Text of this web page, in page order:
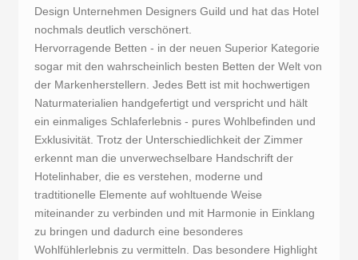
Design Unternehmen Designers Guild und hat das Hotel
nochmals deutlich verschönert.
Hervorragende Betten - in der neuen Superior Kategorie
sogar mit den wahrscheinlich besten Betten der Welt von
der Markenherstellern. Jedes Bett ist mit hochwertigen
Naturmaterialien handgefertigt und verspricht und hält
ein einmaliges Schlaferlebnis - pures Wohlbefinden und
Exklusivität. Trotz der Unterschiedlichkeit der Zimmer
erkennt man die unverwechselbare Handschrift der
Hotelinhaber, die es verstehen, moderne und
tradtitionelle Elemente auf wohltuende Weise
miteinander zu verbinden und mit Harmonie in Einklang
zu bringen und dadurch eine besonderes
Wohlfühlerlebnis zu vermitteln. Das besondere Highlight